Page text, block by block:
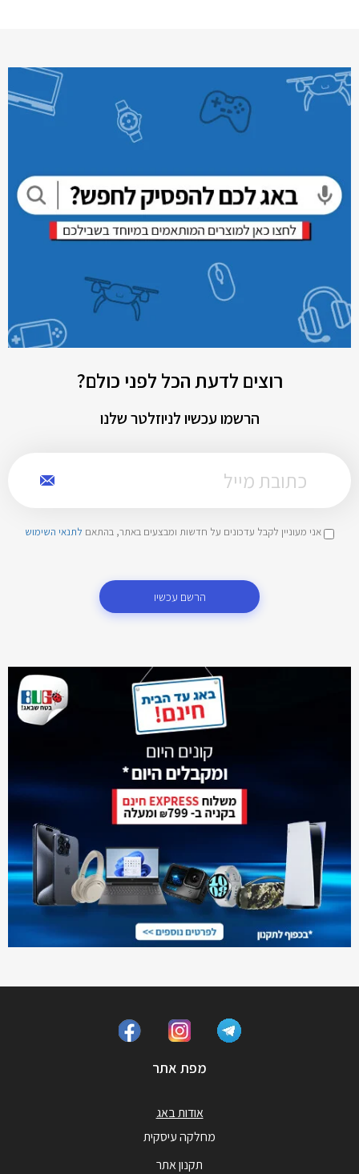
רוצים לדעת הכל לפני כולם?
הרשמו עכשיו לניוזלטר שלנו
אני מעוניין לקבל עדכונים על חדשות ומבצעים באתר, בהתאם לתנאי השימוש
הרשם עכשיו
מפת אתר
אודות באג
מחלקה עיסקית
תקנון אתר